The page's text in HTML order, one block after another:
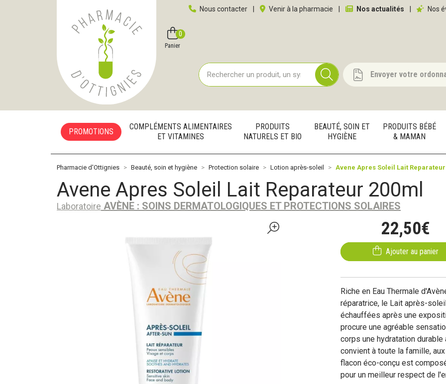
Pharmacie d'Ottignies Votre pharmacie en ligne à votre service
Nous contacter Venir à la pharmacie Nos actualités Nos
Favoris Panier
0
Envoyer votre
PROMOTIONS
COMPLÉMENTS ALIMENTAIRES
ET VITAMINES
PRODUITS
NATURELS ET BIO
BEAUTÉ, SOIN ET
HYGIÈNE
PRODUITS BÉBÉ
& MAMAN
Pharmacie d'Ottignies Beauté, soin et hygiène Protection solaire Lotion après-soleil Avene Apres Soleil Lait Reparateur
Avene Apres Soleil Lait Reparateur 200ml
Laboratoire AVÈNE : SOINS DERMATOLOGIQUES ET PROTECTIONS SOLAIRES
22,50€
Ajouter au panier
Riche en Eau Thermale
réparatrice, le Lait après-
échauffées après une
procure une agréable
corps une hydratation
convient à toute la famille,
flacon éco-conçu est
pour un meilleur respect de